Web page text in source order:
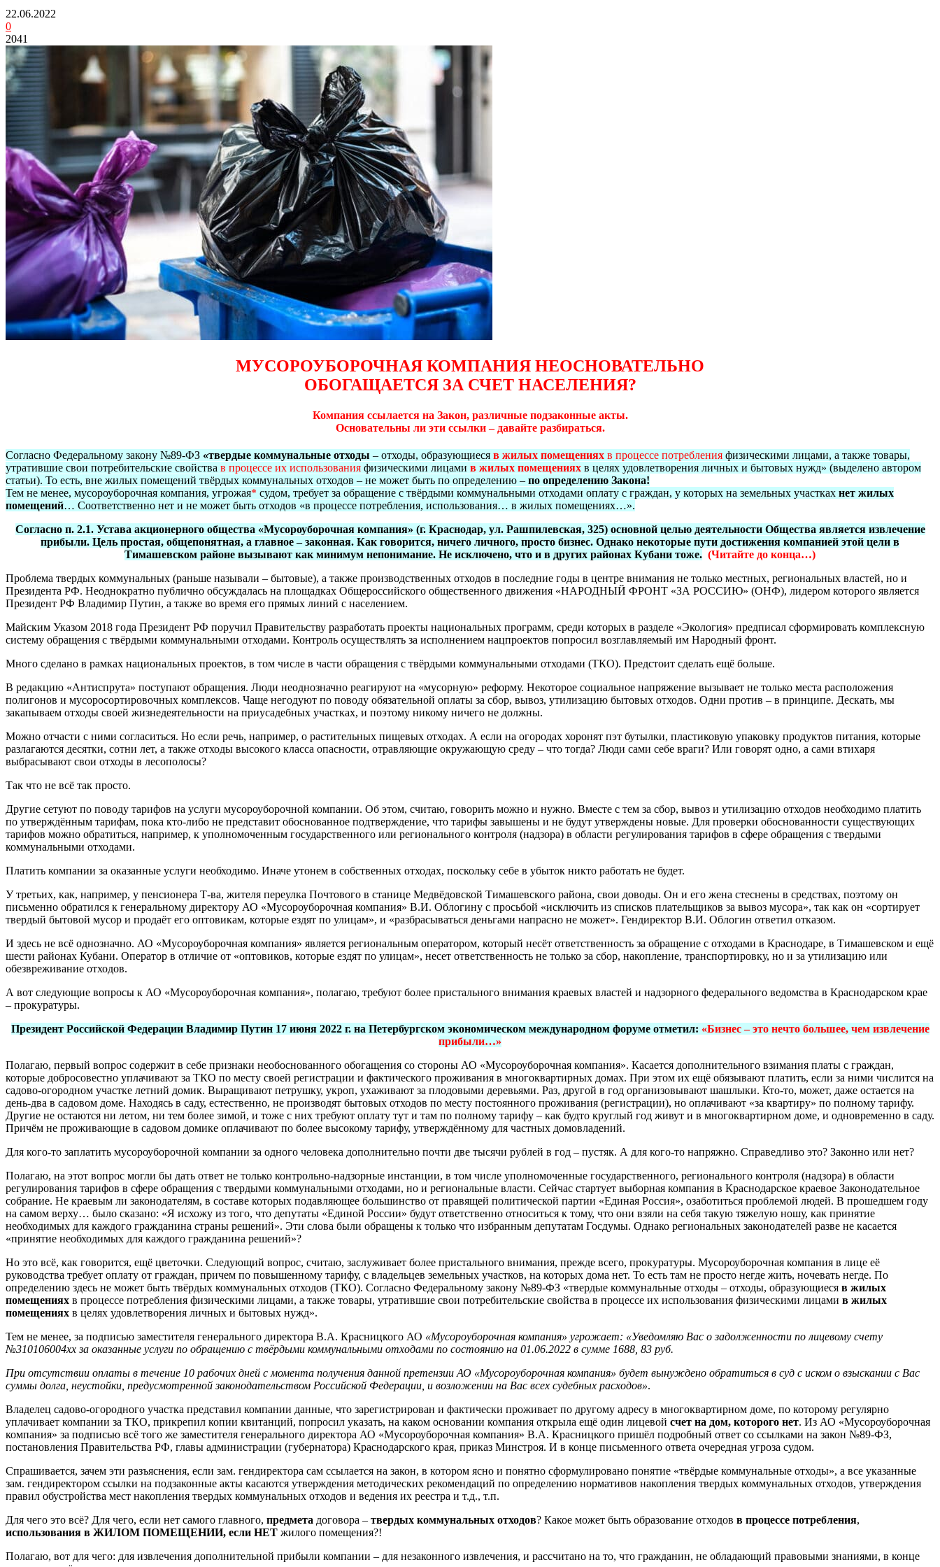
22.06.2022
0
2041
МУСОРОУБОРОЧНАЯ КОМПАНИЯ НЕОСНОВАТЕЛЬНО
ОБОГАЩАЕТСЯ ЗА СЧЕТ НАСЕЛЕНИЯ?
Компания ссылается на Закон, различные подзаконные акты.
Основательны ли эти ссылки – давайте разбираться.
Согласно Федеральному закону №89-ФЗ «твердые коммунальные отходы – отходы, образующиеся в жилых помещениях в процессе потребления физическими лицами, а также товары,
утратившие свои потребительские свойства в процессе их использования физическими лицами в жилых помещениях в целях удовлетворения личных и бытовых нужд» (выделено автором
статьи). То есть, вне жилых помещений твёрдых коммунальных отходов – не может быть по определению – по определению Закона!
Тем не менее, мусороуборочная компания, угрожая* судом, требует за обращение с твёрдыми коммунальными отходами оплату с граждан, у которых на земельных участках нет жилых
помещений… Соответственно нет и не может быть отходов «в процессе потребления, использования… в жилых помещениях…».
Согласно п. 2.1. Устава акционерного общества «Мусороуборочная компания» (г. Краснодар, ул. Рашпилевская, 325) основной целью деятельности Общества является извлечение
прибыли. Цель простая, общепонятная, а главное – законная. Как говорится, ничего личного, просто бизнес. Однако некоторые пути достижения компанией этой цели в
Тимашевском районе вызывают как минимум непонимание. Не исключено, что и в других районах Кубани тоже. (Читайте до конца…)
Проблема твердых коммунальных (раньше называли – бытовые), а также производственных отходов в последние годы в центре внимания не только местных, региональных властей, но и
Президента РФ. Неоднократно публично обсуждалась на площадках Общероссийского общественного движения «НАРОДНЫЙ ФРОНТ «ЗА РОССИЮ» (ОНФ), лидером которого является
Президент РФ Владимир Путин, а также во время его прямых линий с населением.
Майским Указом 2018 года Президент РФ поручил Правительству разработать проекты национальных программ, среди которых в разделе «Экология» предписал сформировать комплексную
систему обращения с твёрдыми коммунальными отходами. Контроль осуществлять за исполнением нацпроектов попросил возглавляемый им Народный фронт.
Много сделано в рамках национальных проектов, в том числе в части обращения с твёрдыми коммунальными отходами (ТКО). Предстоит сделать ещё больше.
В редакцию «Антиспрута» поступают обращения. Люди неоднозначно реагируют на «мусорную» реформу. Некоторое социальное напряжение вызывает не только места расположения
полигонов и мусоросортировочных комплексов. Чаще негодуют по поводу обязательной оплаты за сбор, вывоз, утилизацию бытовых отходов. Одни против – в принципе. Дескать, мы
закапываем отходы своей жизнедеятельности на приусадебных участках, и поэтому никому ничего не должны.
Можно отчасти с ними согласиться. Но если речь, например, о растительных пищевых отходах. А если на огородах хоронят пэт бутылки, пластиковую упаковку продуктов питания, которые
разлагаются десятки, сотни лет, а также отходы высокого класса опасности, отравляющие окружающую среду – что тогда? Люди сами себе враги? Или говорят одно, а сами втихаря
выбрасывают свои отходы в лесополосы?
Так что не всё так просто.
Другие сетуют по поводу тарифов на услуги мусороуборочной компании. Об этом, считаю, говорить можно и нужно. Вместе с тем за сбор, вывоз и утилизацию отходов необходимо платить
по утверждённым тарифам, пока кто-либо не представит обоснованное подтверждение, что тарифы завышены и не будут утверждены новые. Для проверки обоснованности существующих
тарифов можно обратиться, например, к уполномоченным государственного или регионального контроля (надзора) в области регулирования тарифов в сфере обращения с твердыми
коммунальными отходами.
Платить компании за оказанные услуги необходимо. Иначе утонем в собственных отходах, поскольку себе в убыток никто работать не будет.
У третьих, как, например, у пенсионера Т-ва, жителя переулка Почтового в станице Медвёдовской Тимашевского района, свои доводы. Он и его жена стеснены в средствах, поэтому он
письменно обратился к генеральному директору АО «Мусороуборочная компания» В.И. Облогину с просьбой «исключить из списков плательщиков за вывоз мусора», так как он «сортирует
твердый бытовой мусор и продаёт его оптовикам, которые ездят по улицам», и «разбрасываться деньгами напрасно не может». Гендиректор В.И. Облогин ответил отказом.
И здесь не всё однозначно. АО «Мусороуборочная компания» является региональным оператором, который несёт ответственность за обращение с отходами в Краснодаре, в Тимашевском и ещё
шести районах Кубани. Оператор в отличие от «оптовиков, которые ездят по улицам», несет ответственность не только за сбор, накопление, транспортировку, но и за утилизацию или
обезвреживание отходов.
А вот следующие вопросы к АО «Мусороуборочная компания», полагаю, требуют более пристального внимания краевых властей и надзорного федерального ведомства в Краснодарском крае
– прокуратуры.
Президент Российской Федерации Владимир Путин 17 июня 2022 г. на Петербургском экономическом международном форуме отметил: «Бизнес – это нечто большее, чем извлечение
прибыли…»
Полагаю, первый вопрос содержит в себе признаки необоснованного обогащения со стороны АО «Мусороуборочная компания». Касается дополнительного взимания платы с граждан,
которые добросовестно уплачивают за ТКО по месту своей регистрации и фактического проживания в многоквартирных домах. При этом их ещё обязывают платить, если за ними числится на
садово-огородном участке летний домик. Выращивают петрушку, укроп, ухаживают за плодовыми деревьями. Раз, другой в год организовывают шашлыки. Кто-то, может, даже остается на
день-два в садовом доме. Находясь в саду, естественно, не производят бытовых отходов по месту постоянного проживания (регистрации), но оплачивают «за квартиру» по полному тарифу.
Другие не остаются ни летом, ни тем более зимой, и тоже с них требуют оплату тут и там по полному тарифу – как будто круглый год живут и в многоквартирном доме, и одновременно в саду.
Причём не проживающие в садовом домике оплачивают по более высокому тарифу, утверждённому для частных домовладений.
Для кого-то заплатить мусороуборочной компании за одного человека дополнительно почти две тысячи рублей в год – пустяк. А для кого-то напряжно. Справедливо это? Законно или нет?
Полагаю, на этот вопрос могли бы дать ответ не только контрольно-надзорные инстанции, в том числе уполномоченные государственного, регионального контроля (надзора) в области
регулирования тарифов в сфере обращения с твердыми коммунальными отходами, но и региональные власти. Сейчас стартует выборная компания в Краснодарское краевое Законодательное
собрание. Не краевым ли законодателям, в составе которых подавляющее большинство от правящей политической партии «Единая Россия», озаботиться проблемой людей. В прошедшем году
на самом верху… было сказано: «Я исхожу из того, что депутаты «Единой России» будут ответственно относиться к тому, что они взяли на себя такую тяжелую ношу, как принятие
необходимых для каждого гражданина страны решений». Эти слова были обращены к только что избранным депутатам Госдумы. Однако региональных законодателей разве не касается
«принятие необходимых для каждого гражданина решений»?
Но это всё, как говорится, ещё цветочки. Следующий вопрос, считаю, заслуживает более пристального внимания, прежде всего, прокуратуры. Мусороуборочная компания в лице её
руководства требует оплату от граждан, причем по повышенному тарифу, с владельцев земельных участков, на которых дома нет. То есть там не просто негде жить, ночевать негде. По
определению здесь не может быть твёрдых коммунальных отходов (ТКО). Согласно Федеральному закону №89-ФЗ «твердые коммунальные отходы – отходы, образующиеся в жилых
помещениях в процессе потребления физическими лицами, а также товары, утратившие свои потребительские свойства в процессе их использования физическими лицами в жилых
помещениях в целях удовлетворения личных и бытовых нужд».
Тем не менее, за подписью заместителя генерального директора В.А. Красницкого АО «Мусороуборочная компания» угрожает: «Уведомляю Вас о задолженности по лицевому счету
№310106004хх за оказанные услуги по обращению с твёрдыми коммунальными отходами по состоянию на 01.06.2022 в сумме 1688, 83 руб.
При отсутствии оплаты в течение 10 рабочих дней с момента получения данной претензии АО «Мусороуборочная компания» будет вынуждено обратиться в суд с иском о взыскании с Вас
суммы долга, неустойки, предусмотренной законодательством Российской Федерации, и возложении на Вас всех судебных расходов».
Владелец садово-огородного участка представил компании данные, что зарегистрирован и фактически проживает по другому адресу в многоквартирном доме, по которому регулярно
уплачивает компании за ТКО, прикрепил копии квитанций, попросил указать, на каком основании компания открыла ещё один лицевой счет на дом, которого нет. Из АО «Мусороуборочная
компания» за подписью всё того же заместителя генерального директора АО «Мусороуборочная компания» В.А. Красницкого пришёл подробный ответ со ссылками на закон №89-ФЗ,
постановления Правительства РФ, главы администрации (губернатора) Краснодарского края, приказ Минстроя. И в конце письменного ответа очередная угроза судом.
Спрашивается, зачем эти разъяснения, если зам. гендиректора сам ссылается на закон, в котором ясно и понятно сформулировано понятие «твёрдые коммунальные отходы», а все указанные
зам. гендиректором ссылки на подзаконные акты касаются утверждения методических рекомендаций по определению нормативов накопления твердых коммунальных отходов, утверждения
правил обустройства мест накопления твердых коммунальных отходов и ведения их реестра и т.д., т.п.
Для чего это всё? Для чего, если нет самого главного, предмета договора – твердых коммунальных отходов? Какое может быть образование отходов в процессе потребления,
использования в ЖИЛОМ ПОМЕЩЕНИИ, если НЕТ жилого помещения?!
Полагаю, вот для чего: для извлечения дополнительной прибыли компании – для незаконного извлечения, и рассчитано на то, что гражданин, не обладающий правовыми знаниями, в конце